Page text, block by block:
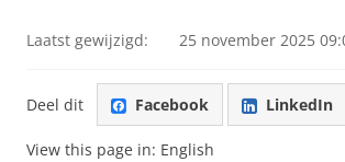
Laatst gewijzigd: 25 november 2025
Deel dit Facebook LinkedIn
View this page in: English